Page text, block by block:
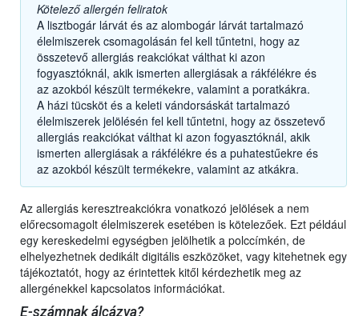
Kötelező allergén feliratok
A lisztbogár lárvát és az alombogár lárvát tartalmazó
élelmiszerek csomagolásán fel kell tűntetni, hogy az
összetevő allergiás reakciókat válthat ki azon
fogyasztóknál, akik ismerten allergiásak a rákfélékre és
az azokból készült termékekre, valamint a poratkákra.
A házi tücsköt és a keleti vándorsáskát tartalmazó
élelmiszerek jelölésén fel kell tűntetni, hogy az összetevő
allergiás reakciókat válthat ki azon fogyasztóknál, akik
ismerten allergiásak a rákfélékre és a puhatestűekre és
az azokból készült termékekre, valamint az atkákra.
Az allergiás keresztreakciókra vonatkozó jelölések a nem
előrecsomagolt élelmiszerek esetében is kötelezőek. Ezt például
egy kereskedelmi egységben jelölhetik a polccímkén, de
elhelyezhetnek dedikált digitális eszközöket, vagy kitehetnek egy
tájékoztatót, hogy az érintettek kitől kérdezhetik meg az
allergénekkel kapcsolatos információkat.
E-számnak álcázva?